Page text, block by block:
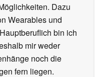
Dazu
Wearables und
bin ich
mir weder
noch die
fern liegen.